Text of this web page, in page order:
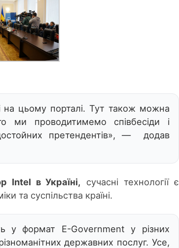
на цьому порталі. Тут також можна
ми проводитимемо співбесіди і
претендентів», — додав
Intel в Україні,
сучасні технології є
та суспільства країні.
у формат E-Government у різних
державних послуг. Усе,